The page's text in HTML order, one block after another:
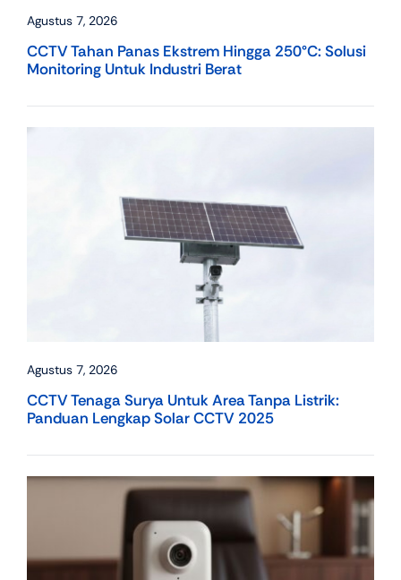
Agustus 7, 2026
CCTV Tahan Panas Ekstrem Hingga 250°C: Solusi
Monitoring Untuk Industri Berat
Agustus 7, 2026
CCTV Tenaga Surya Untuk Area Tanpa Listrik:
Panduan Lengkap Solar CCTV 2025